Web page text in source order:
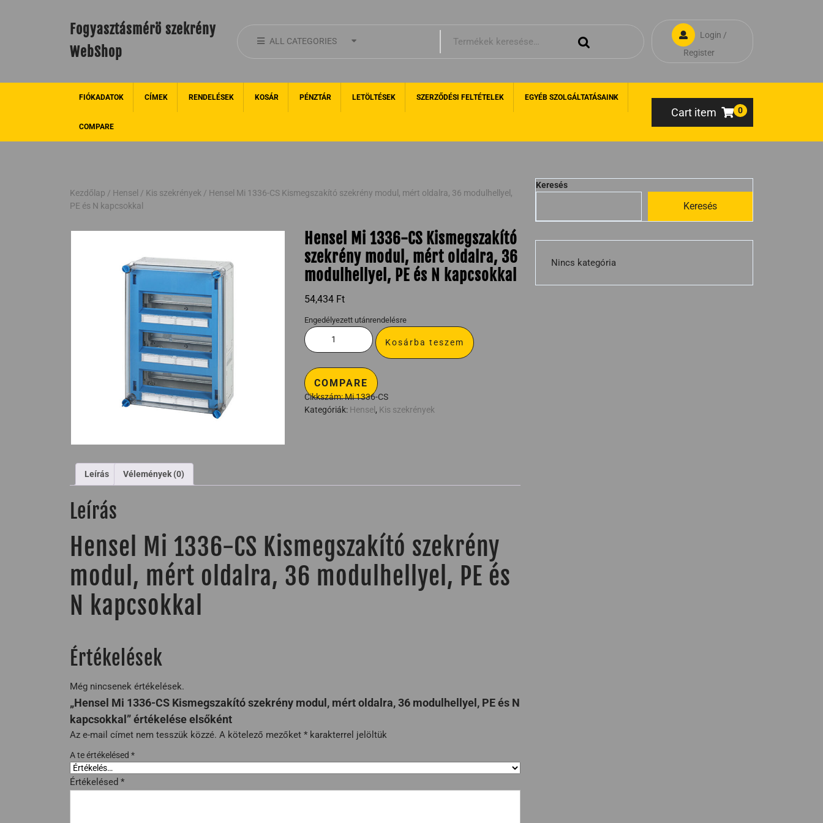
Fogyasztásmérö szekrény
WebShop
ALL CATEGORIES
Login /
Register
FIÓKADATOK CÍMEK RENDELÉSEK KOSÁR PÉNZTÁR LETÖLTÉSEK SZERZŐDÉSI FELTÉTELEK EGYÉB SZOLGÁLTATÁSAINK
COMPARE
Cart item 0
Kezdőlap / Hensel / Kis szekrények / Hensel Mi 1336-CS Kismegszakító szekrény modul, mért oldalra, 36 modulhellyel,
PE és N kapcsokkal
Hensel Mi 1336-CS Kismegszakító
szekrény modul, mért oldalra, 36
modulhellyel, PE és N kapcsokkal
54,434 Ft
Engedélyezett utánrendelésre
Kosárba teszem
COMPARE
Cikkszám:Mi 1336-CS
Kategóriák: Hensel , Kis szekrények
Leírás Vélemények (0)
Leírás
Hensel Mi 1336-CS Kismegszakító szekrény
modul, mért oldalra, 36 modulhellyel, PE és
N kapcsokkal
Értékelések
Még nincsenek értékelések.
„Hensel Mi 1336-CS Kismegszakító szekrény modul, mért oldalra, 36 modulhellyel, PE és N
kapcsokkal” értékelése elsőként
Az e-mail címet nem tesszük közzé. A kötelező mezőket * karakterrel jelöltük
A te értékelésed *
Értékelésed *
Keresés
Keresés
Nincs kategória